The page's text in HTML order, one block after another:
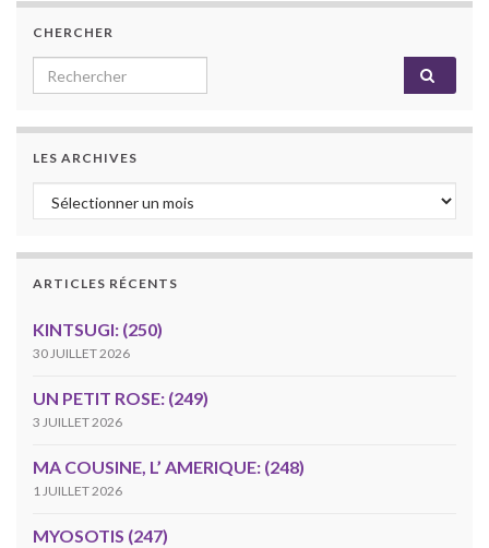
CHERCHER
Search for:
LES ARCHIVES
Les archives
ARTICLES RÉCENTS
KINTSUGI: (250)
30 JUILLET 2026
UN PETIT ROSE: (249)
3 JUILLET 2026
MA COUSINE, L’ AMERIQUE: (248)
1 JUILLET 2026
MYOSOTIS (247)